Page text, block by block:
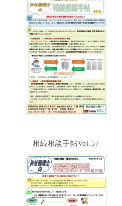
相続相談手帖Vol.57